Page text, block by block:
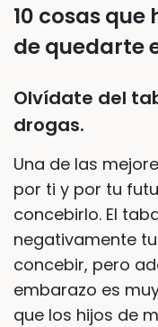
10 cosas
de quedarte
Olvídate del
drogas.
Una de las
por ti y por tu
concebirlo. El
negativamente
concebir, pero
embarazo es
que los hijos de